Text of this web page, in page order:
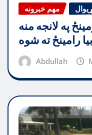
مهم خبرونه
په لانجه منه
رامینځ ته شوه
Abdullah